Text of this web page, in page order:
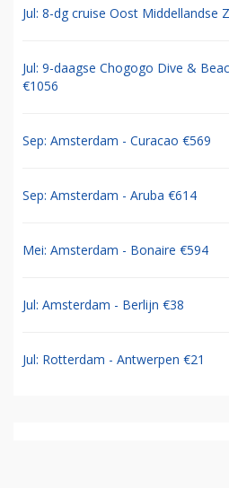
Jul: 8-dg cruise Oost Middellandse
Jul: 9-daagse Chogogo Dive &
€1056
Sep: Amsterdam - Curacao €569
Sep: Amsterdam - Aruba €614
Mei: Amsterdam - Bonaire €594
Jul: Amsterdam - Berlijn €38
Jul: Rotterdam - Antwerpen €21